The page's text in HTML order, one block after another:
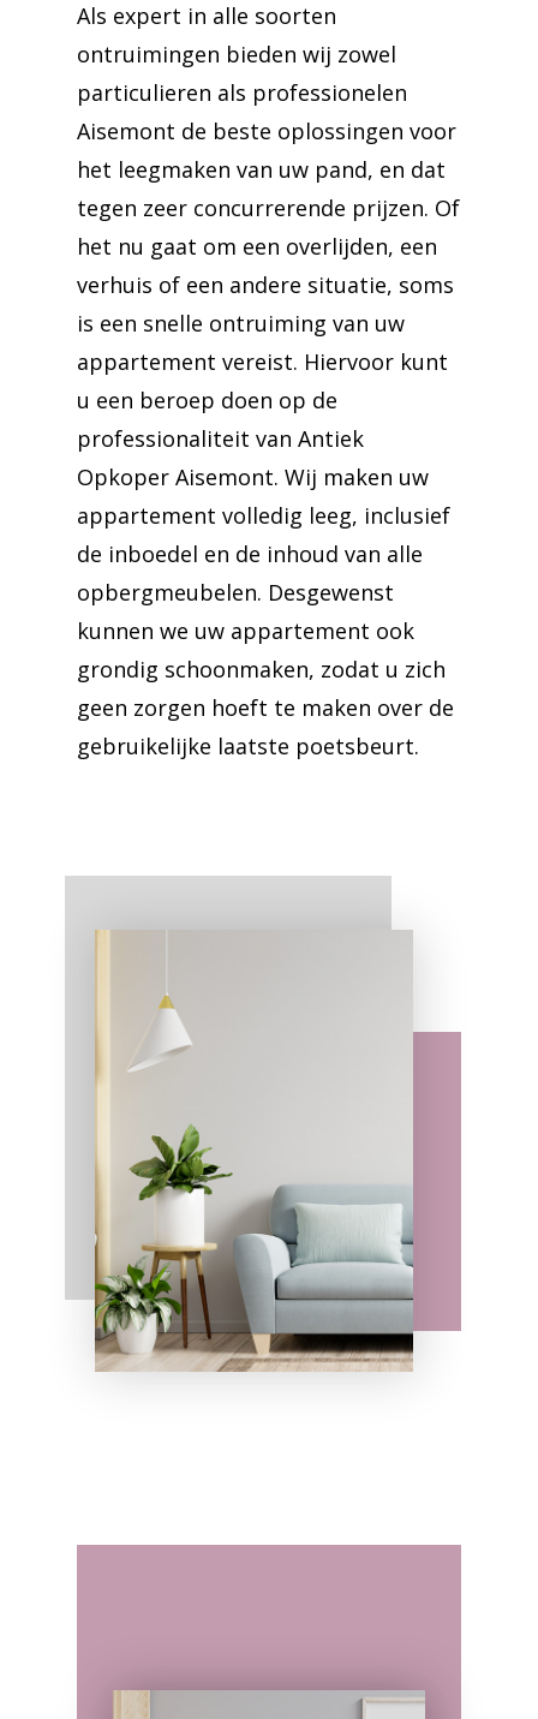
Als expert in alle soorten
ontruimingen bieden wij zowel
particulieren als professionelen
Aisemont de beste oplossingen voor
het leegmaken van uw pand, en dat
tegen zeer concurrerende prijzen. Of
het nu gaat om een overlijden, een
verhuis of een andere situatie, soms
is een snelle ontruiming van uw
appartement vereist. Hiervoor kunt
u een beroep doen op de
professionaliteit van Antiek
Opkoper Aisemont. Wij maken uw
appartement volledig leeg, inclusief
de inboedel en de inhoud van alle
opbergmeubelen. Desgewenst
kunnen we uw appartement ook
grondig schoonmaken, zodat u zich
geen zorgen hoeft te maken over de
gebruikelijke laatste poetsbeurt.